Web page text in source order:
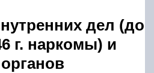
дел (до
г. наркомы) и